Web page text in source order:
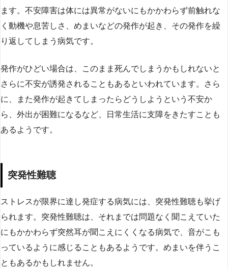
ます。不安障害は体には異常がないにもかかわらず前触れな
く動機や息苦しさ、めまいなどの発作が起き、その発作を繰
り返してしまう病気です。
発作がひどい場合は、このまま死んでしまうかもしれないと
さらに不安が誘発されることもあるといわれています。さら
に、また発作が起きてしまったらどうしようという不安か
ら、外出が困難になるなど、日常生活に支障をきたすことも
あるようです。
突発性難聴
ストレスが限界に達し発症する病気には、突発性難聴も挙げ
られます。突発性難聴は、それまでは問題なく聞こえていた
にもかかわらず突然耳が聞こえにくくなる病気で、音がこも
っているように感じることもあるようです。めまいを伴うこ
ともあるかもしれません。